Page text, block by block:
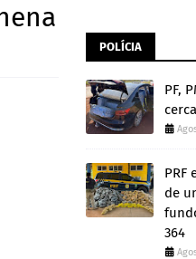
POLÍCIA
PF,
PRF
de
364